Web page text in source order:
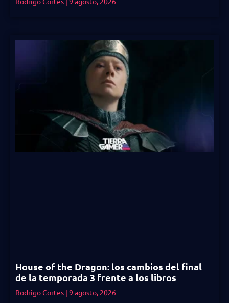
House of the Dragon: los cambios del final
de la temporada 3 frente a los libros
Rodrigo Cortes 9 agosto, 2026